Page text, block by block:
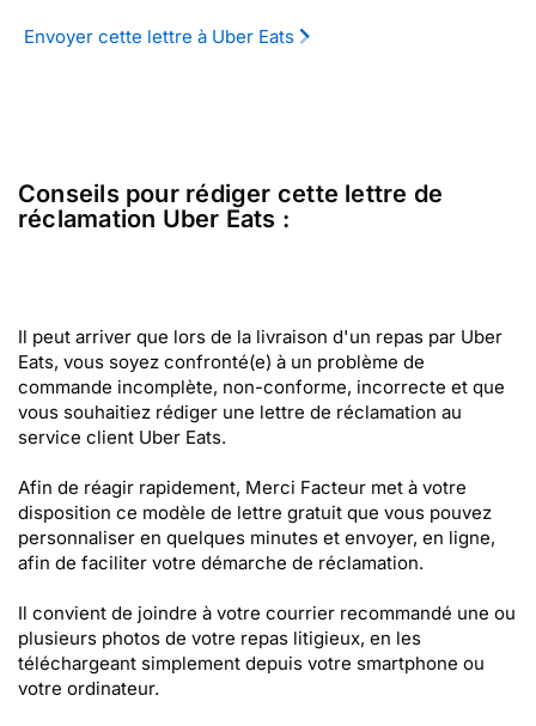
Envoyer cette lettre à Uber Eats
Conseils pour rédiger cette lettre de
réclamation Uber Eats :
Il peut arriver que lors de la livraison d'un repas par Uber
Eats, vous soyez confronté(e) à un problème de
commande incomplète, non-conforme, incorrecte et que
vous souhaitiez rédiger une lettre de réclamation au
service client Uber Eats.
Afin de réagir rapidement, Merci Facteur met à votre
disposition ce modèle de lettre gratuit que vous pouvez
personnaliser en quelques minutes et envoyer, en ligne,
afin de faciliter votre démarche de réclamation.
Il convient de joindre à votre courrier recommandé une ou
plusieurs photos de votre repas litigieux, en les
téléchargeant simplement depuis votre smartphone ou
votre ordinateur.